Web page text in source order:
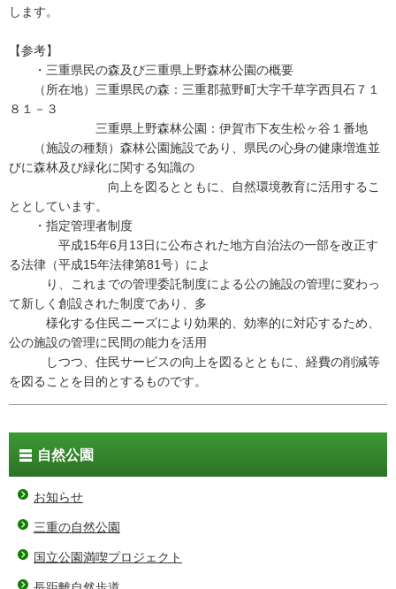
します。
【参考】
・三重県民の森及び三重県上野森林公園の概要
（所在地）三重県民の森：三重郡菰野町大字千草字西貝石７１
８１－３
三重県上野森林公園：伊賀市下友生松ヶ谷１番地
（施設の種類）森林公園施設であり、県民の心身の健康増進並
びに森林及び緑化に関する知識の
向上を図るとともに、自然環境教育に活用するこ
ととしています。
・指定管理者制度
平成15年6月13日に公布された地方自治法の一部を改正す
る法律（平成15年法律第81号）によ
り、これまでの管理委託制度による公の施設の管理に変わっ
て新しく創設された制度であり、多
様化する住民ニーズにより効果的、効率的に対応するため、
公の施設の管理に民間の能力を活用
しつつ、住民サービスの向上を図るとともに、経費の削減等
を図ることを目的とするものです。
自然公園
お知らせ
三重の自然公園
国立公園満喫プロジェクト